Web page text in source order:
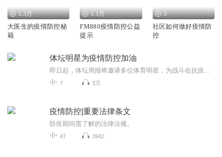
1.3万
大医生的疫情防控秘
籍
1.1万
FM880疫情防控公益
提示
5
社区如何做好疫情防
控
体坛明星为疫情防控加油
7 3万
疫情防控|重要法律条文
防疫期间需了解的法律法规。
47 3942